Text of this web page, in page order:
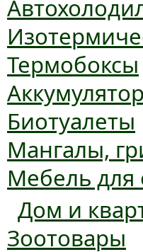
Термобоксы
Биотуалеты
Мангалы,
Мебель для
Дом и
Зоотовары